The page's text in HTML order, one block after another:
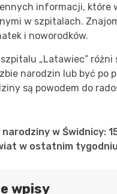
informacji, które
w szpitalach.
i noworodków.
„Latawiec”
narodzin lub być po
są powodem do
w Świdnicy:
w ostatnim
wpisy